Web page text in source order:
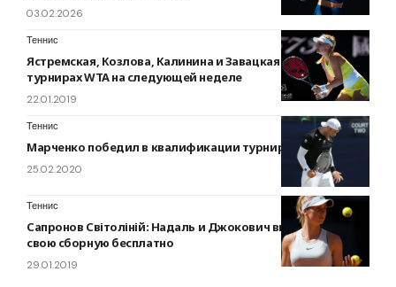
03.02.2026
Теннис
Ястремская, Козлова, Калинина и Завацкая выступят на
турнирах WTA на следующей неделе
22.01.2019
Теннис
Марченко победил в квалификации турнира во Франции
25.02.2020
Теннис
Сапронов Світоліній: Надаль и Джокович выступали за
свою сборную бесплатно
29.01.2019